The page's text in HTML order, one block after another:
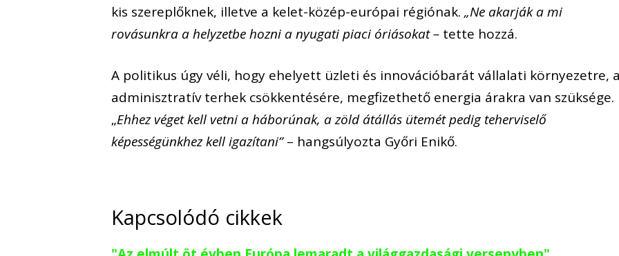
kis szereplőknek, illetve a kelet-közép-európai régiónak.„Ne akarják a mi
rovásunkra a helyzetbe hozni a nyugati piaci óriásokat – tette hozzá.
A politikus úgy véli, hogy ehelyett üzleti és innovációbarát vállalati környezetre,
adminisztratív terhek csökkentésére, megfizethető energia árakra van szüksége.
„Ehhez véget kell vetni a háborúnak, a zöld átállás ütemét pedig teherviselő
képességünkhez kell igazítani”– hangsúlyozta Győri Enikő.
Kapcsolódó cikkek